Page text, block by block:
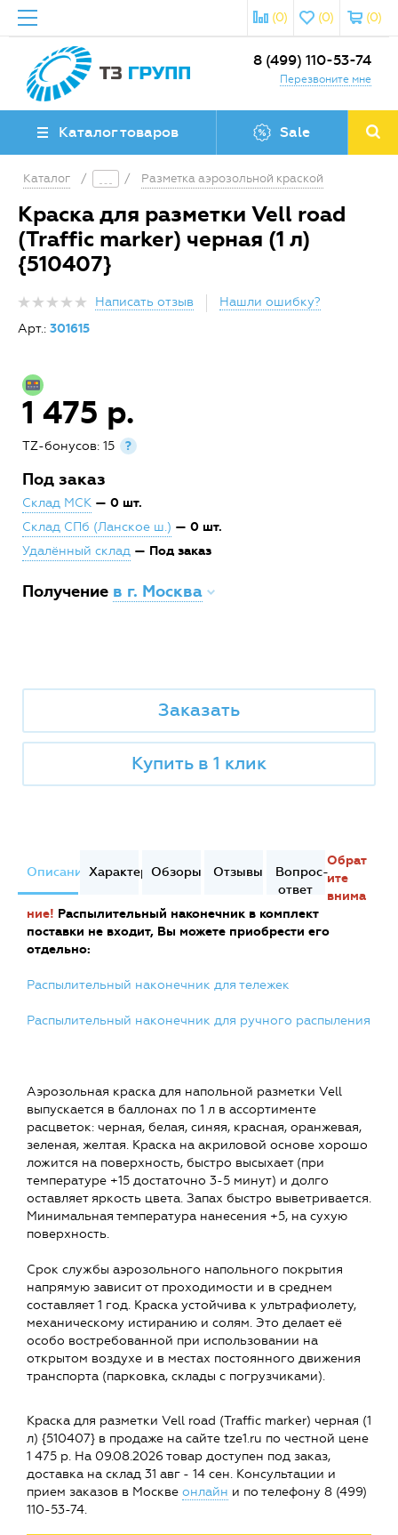
(0)
(0)
(0)
8 (499) 110-53-74
Перезвоните мне
Каталог товаров Sale
Каталог / / Разметка аэрозольной краской
Краска для разметки Vell road
(Traffic marker) черная (1 л)
{510407}
Написать отзыв
Нашли ошибку?
Арт.: 301615
1 475 р.
TZ-бонусов: 15 ?
Под заказ
Склад МСК — 0 шт.
Склад СПб (Ланское ш.) — 0 шт.
Удалённый склад — Под заказ
Получение в г. Москва
Заказать
Купить в 1 клик
ОписаниеХарактеристики
Обзоры Отзывы
Вопрос-
ответ
Обрат
ите
внима
ние! Распылительный наконечник в комплект
поставки не входит, Вы можете приобрести его
отдельно:
Распылительный наконечник для тележек
Распылительный наконечник для ручного распыления
Аэрозольная краска для напольной разметки Vell
выпускается в баллонах по 1 л в ассортименте
расцветок: черная, белая, синяя, красная, оранжевая,
зеленая, желтая. Краска на акриловой основе хорошо
ложится на поверхность, быстро высыхает (при
температуре +15 достаточно 3-5 минут) и долго
оставляет яркость цвета. Запах быстро выветривается.
Минимальная температура нанесения +5, на сухую
поверхность.
Срок службы аэрозольного напольного покрытия
напрямую зависит от проходимости и в среднем
составляет 1 год. Краска устойчива к ультрафиолету,
механическому истиранию и солям. Это делает её
особо востребованной при использовании на
открытом воздухе и в местах постоянного движения
транспорта (парковка, склады с погрузчиками).
Краска для разметки Vell road (Traffic marker) черная (1
л) {510407} в продаже на сайте tze1.ru по честной цене
1 475 р. На 09.08.2026 товар доступен под заказ,
доставка на склад 31 авг - 14 сен. Консультации и
прием заказов в Москве онлайн и по телефону 8 (499)
110-53-74.